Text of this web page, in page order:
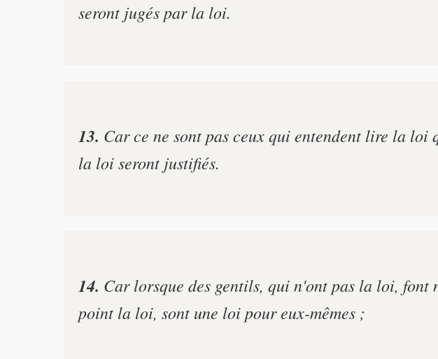
seront jugés par la loi.
13. Car ce ne sont pas ceux qui entendent lire la
la loi seront justifiés.
14. Car lorsque des gentils, qui n'ont pas la loi, font
point la loi, sont une loi pour eux-mêmes ;